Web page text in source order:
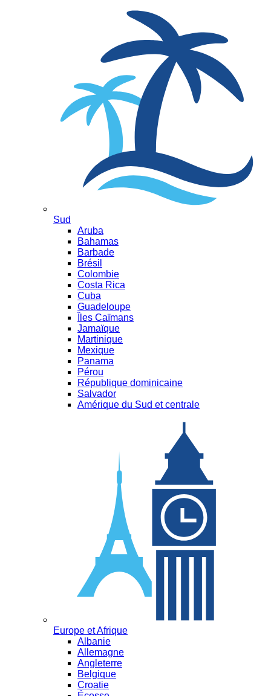
Sud
Aruba
Bahamas
Barbade
Brésil
Colombie
Costa Rica
Cuba
Guadeloupe
Îles Caïmans
Jamaïque
Martinique
Mexique
Panama
Pérou
République dominicaine
Salvador
Amérique du Sud et centrale
Europe et Afrique
Albanie
Allemagne
Angleterre
Belgique
Croatie